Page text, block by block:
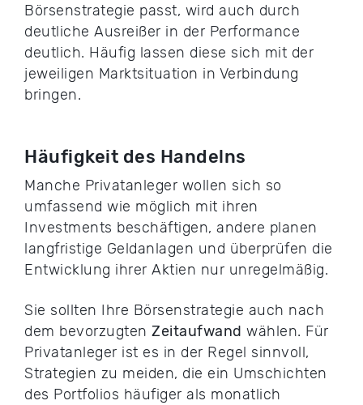
Börsenstrategie passt, wird auch durch
deutliche Ausreißer in der Performance
deutlich. Häufig lassen diese sich mit der
jeweiligen Marktsituation in Verbindung
bringen.
Häufigkeit des Handelns
Manche Privatanleger wollen sich so
umfassend wie möglich mit ihren
Investments beschäftigen, andere planen
langfristige Geldanlagen und überprüfen die
Entwicklung ihrer Aktien nur unregelmäßig.
Sie sollten Ihre Börsenstrategie auch nach
dem bevorzugten Zeitaufwand wählen. Für
Privatanleger ist es in der Regel sinnvoll,
Strategien zu meiden, die ein Umschichten
des Portfolios häufiger als monatlich